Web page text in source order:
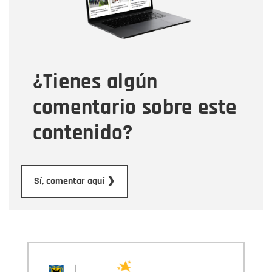
¿Tienes algún
comentario sobre este
contenido?
Sí, comentar aquí ❯
Tipo de comentario
Mensaje